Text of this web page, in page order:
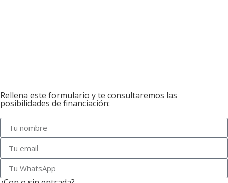
Rellena este formulario y te consultaremos las
posibilidades de financiación: